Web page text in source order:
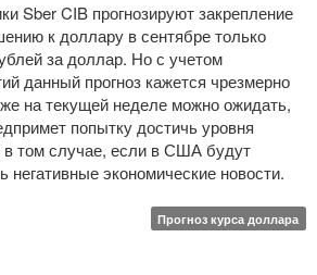
Sber CIB прогнозируют закрепление
к доллару в сентябре только
за доллар. Но с учетом
данный прогноз кажется чрезмерно
на текущей неделе можно ожидать,
попытку достичь уровня
в том случае, если в США будут
негативные экономические новости.
Прогноз курса доллара